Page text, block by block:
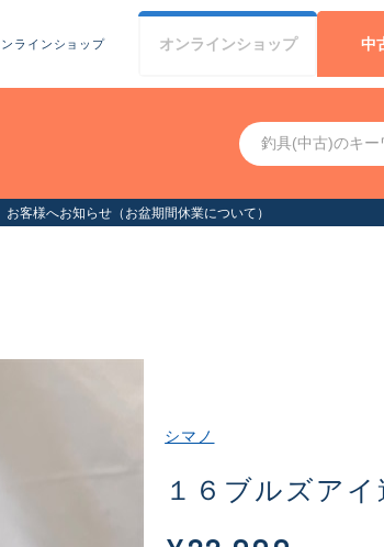
ラインショップ オンラインショップ 中
お客様へお知らせ（お盆期間休業について）
シマノ
１６ブルズア